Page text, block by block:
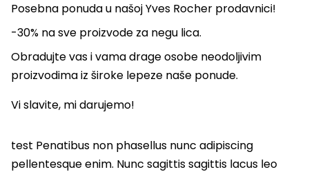
Posebna ponuda u našoj Yves Rocher prodavnici!
-30% na sve proizvode za negu lica.
Obradujte vas i vama drage osobe neodoljivim
proizvodima iz široke lepeze naše ponude.
Vi slavite, mi darujemo!
test Penatibus non phasellus nunc adipiscing
pellentesque enim. Nunc sagittis sagittis lacus leo